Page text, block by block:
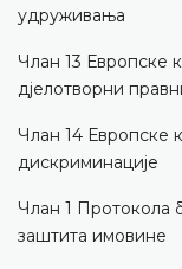
удруживања
Члан 13 Европске
дјелотворни
Члан 14 Европске
дискриминације
Члан 1 Протокола
заштита имовине